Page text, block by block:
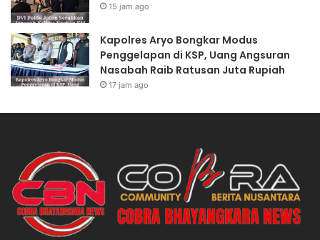
15 jam ago
Kapolres Aryo Bongkar Modus
Penggelapan di KSP, Uang Angsuran
Nasabah Raib Ratusan Juta Rupiah
17 jam ago